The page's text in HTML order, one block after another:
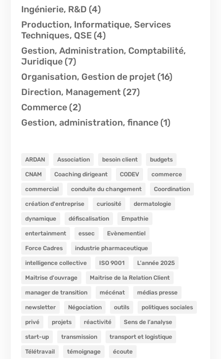
Ingénierie, R&D (4)
Production, Informatique, Services
Techniques, QSE(4)
Gestion, Administration, Comptabilité,
Juridique(7)
Organisation, Gestion de projet(16)
Direction, Management(27)
Commerce(2)
Gestion, administration, finance(1)
ARDAN Association besoin client budgets
CNAM Coaching dirigeant CODEV commerce
commercial conduite du changement Coordination
création d'entreprise curiosité dermatologie
dynamique défiscalisation Empathie
entertainment essec Evènementiel
Force Cadres industrie pharmaceutique
intelligence collective ISO 9001 L'année 2025
Maitrise d'ouvrage Maitrise de la Relation Client
manager de transition mécénat médias presse
newsletter Négociation outils politiques sociales
privé projets réactivité Sens de l’analyse
start-up transmission transport et logistique
Télétravail témoignage écoute